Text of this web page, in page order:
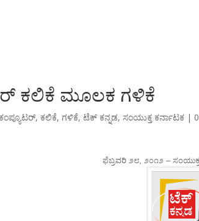
ಕಲಿಕೆ ಮೂಲಕ ಗಳಿಕೆ
ಕಂಪ್ಯೂಟರ್, ಕಲಿಕೆ,ಗಳಿಕೆ,ಟೆಕ್ ಕನ್ನಡ,ಸಂಯುಕ್ತ ಕರ್ನಾಟಕ |
ಫೆಬ್ರವರಿ ೨೮, ೨೦೧೨ –